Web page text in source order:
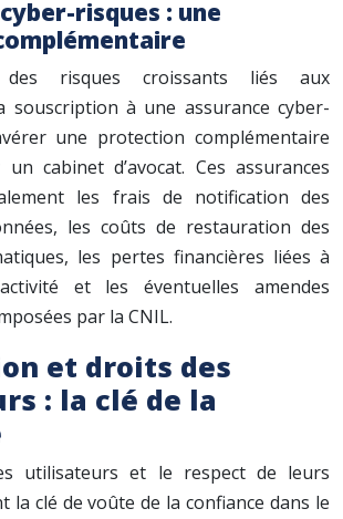
risques : une
risques croissants liés aux
souscription à une assurance cyber-
une protection complémentaire
cabinet d’avocat. Ces assurances
les frais de notification des
les coûts de restauration des
les pertes financières liées à
et les éventuelles amendes
par la CNIL.
et droits des
: la clé de la
utilisateurs et le respect de leurs
la clé de voûte de la confiance dans le